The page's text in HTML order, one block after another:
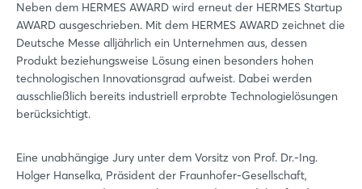
Neben dem HERMES AWARD wird erneut der HERMES Startup
AWARD ausgeschrieben. Mit dem HERMES AWARD zeichnet die
Deutsche Messe alljährlich ein Unternehmen aus, dessen
Produkt beziehungsweise Lösung einen besonders hohen
technologischen Innovationsgrad aufweist. Dabei werden
ausschließlich bereits industriell erprobte Technologielösungen
berücksichtigt.
Eine unabhängige Jury unter dem Vorsitz von Prof. Dr.-Ing.
Holger Hanselka, Präsident der Fraunhofer-Gesellschaft,